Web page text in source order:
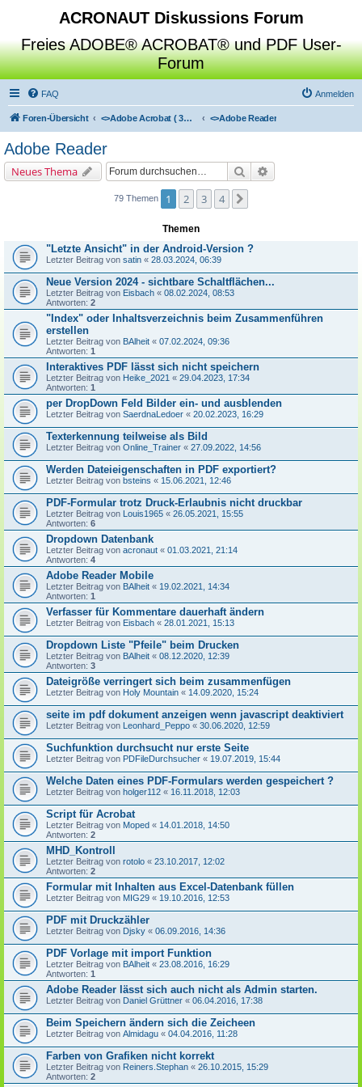
ACRONAUT Diskussions Forum
Freies ADOBE® ACROBAT® und PDF User-
Forum
FAQ Anmelden
Foren-Übersicht <>Adobe Acrobat ( 3D / Professional / Standard / Reader / Distiller ) <>Adobe Reader
Adobe Reader
Neues Thema Suche
79 Themen 1 2 3 4
Themen
"Letzte Ansicht" in der Android-Version ?
Letzter Beitrag von satin « 28.03.2024, 06:39
Neue Version 2024 - sichtbare Schaltflächen...
Letzter Beitrag von Eisbach « 08.02.2024, 08:53
Antworten: 2
"Index" oder Inhaltsverzeichnis beim Zusammenführen
erstellen
Letzter Beitrag von BAlheit « 07.02.2024, 09:36
Antworten: 1
Interaktives PDF lässt sich nicht speichern
Letzter Beitrag von Heike_2021 « 29.04.2023, 17:34
Antworten: 1
per DropDown Feld Bilder ein- und ausblenden
Letzter Beitrag von SaerdnaLedoer « 20.02.2023, 16:29
Texterkennung teilweise als Bild
Letzter Beitrag von Online_Trainer « 27.09.2022, 14:56
Werden Dateieigenschaften in PDF exportiert?
Letzter Beitrag von bsteins « 15.06.2021, 12:46
PDF-Formular trotz Druck-Erlaubnis nicht druckbar
Letzter Beitrag von Louis1965 « 26.05.2021, 15:55
Antworten: 6
Dropdown Datenbank
Letzter Beitrag von acronaut « 01.03.2021, 21:14
Antworten: 4
Adobe Reader Mobile
Letzter Beitrag von BAlheit « 19.02.2021, 14:34
Antworten: 1
Verfasser für Kommentare dauerhaft ändern
Letzter Beitrag von Eisbach « 28.01.2021, 15:13
Dropdown Liste "Pfeile" beim Drucken
Letzter Beitrag von BAlheit « 08.12.2020, 12:39
Antworten: 3
Dateigröße verringert sich beim zusammenfügen
Letzter Beitrag von Holy Mountain « 14.09.2020, 15:24
seite im pdf dokument anzeigen wenn javascript deaktiviert
Letzter Beitrag von Leonhard_Peppo « 30.06.2020, 12:59
Suchfunktion durchsucht nur erste Seite
Letzter Beitrag von PDFileDurchsucher « 19.07.2019, 15:44
Welche Daten eines PDF-Formulars werden gespeichert ?
Letzter Beitrag von holger112 « 16.11.2018, 12:03
Script für Acrobat
Letzter Beitrag von Moped « 14.01.2018, 14:50
Antworten: 2
MHD_Kontroll
Letzter Beitrag von rotolo « 23.10.2017, 12:02
Antworten: 2
Formular mit Inhalten aus Excel-Datenbank füllen
Letzter Beitrag von MIG29 « 19.10.2016, 12:53
PDF mit Druckzähler
Letzter Beitrag von Djsky « 06.09.2016, 14:36
PDF Vorlage mit import Funktion
Letzter Beitrag von BAlheit « 23.08.2016, 16:29
Antworten: 1
Adobe Reader lässt sich auch nicht als Admin starten.
Letzter Beitrag von Daniel Grüttner « 06.04.2016, 17:38
Beim Speichern ändern sich die Zeicheen
Letzter Beitrag von Almidagu « 04.04.2016, 11:28
Farben von Grafiken nicht korrekt
Letzter Beitrag von Reiners.Stephan « 26.10.2015, 15:29
Antworten: 2